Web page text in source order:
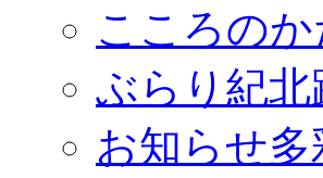
こころの
ぶらり紀北
お知らせ多